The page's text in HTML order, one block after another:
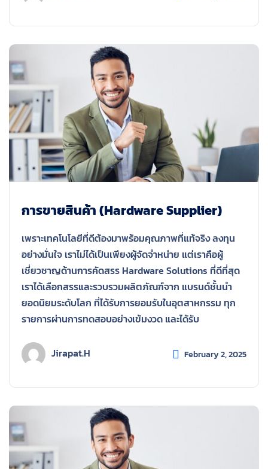
การขายสินค้า (Hardware Supplier)
เพราะเทคโนโลยีที่ดีต้องมาพร้อมคุณภาพที่แท้จริง ลงทุน
อย่างมั่นใจ เราไม่ได้เป็นเพียงผู้จัดจำหน่าย แต่เราคือผู้
เชี่ยวชาญด้านการคัดสรร Hardware Solutions ที่ดีที่สุด
เราได้เลือกสรรและรวบรวมผลิตภัณฑ์จาก แบรนด์ชั้นนำ
ยอดนิยมระดับโลก ที่ได้รับการยอมรับในอุตสาหกรรม ทุก
รายการผ่านการทดสอบอย่างเข้มงวด และได้รับ
Jirapat.h February 2, 2025